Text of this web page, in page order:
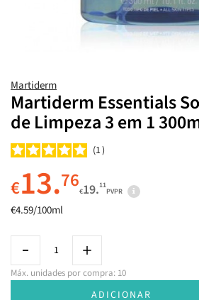
Martiderm
Martiderm Essentials
de Limpeza 3 em 1
1
€13.76€19.11
PVPR
€4.59/100ml
Máx. unidades por compra: 10
ADICIONAR